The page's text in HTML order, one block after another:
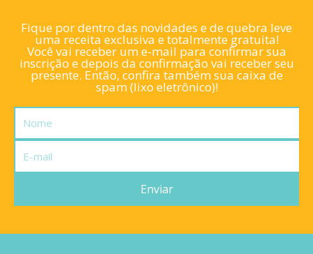
Fique por dentro das novidades e de quebra leve
uma receita exclusiva e totalmente gratuita!
Você vai receber um e-mail para confirmar sua
inscrição e depois da confirmação vai receber seu
presente. Então, confira também sua caixa de
spam (lixo eletrônico)!
Nome
mail
Enviar